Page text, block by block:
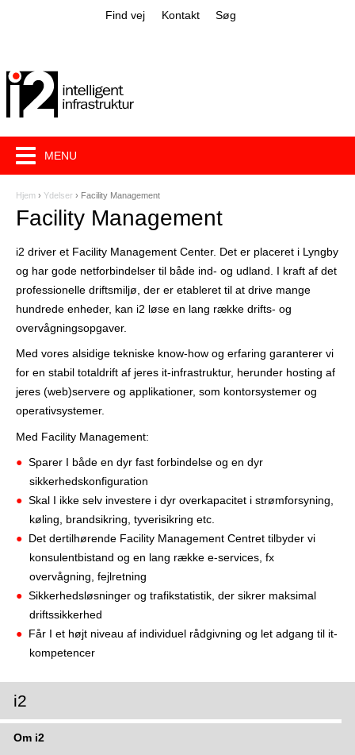
Jump to navigation
Find vej Kontakt Søg
D
u
e
h
r
Hjem › Ydelser › Facility Management
Facility Management
i2 driver et Facility Management Center. Det er placeret i Lyngby
og har gode netforbindelser til både ind- og udland. I kraft af det
professionelle driftsmiljø, der er etableret til at drive mange
hundrede enheder, kan i2 løse en lang række drifts- og
overvågningsopgaver.
Med vores alsidige tekniske know-how og erfaring garanterer vi
for en stabil totaldrift af jeres it-infrastruktur, herunder hosting af
jeres (web)servere og applikationer, som kontorsystemer og
operativsystemer.
Med Facility Management:
Sparer I både en dyr fast forbindelse og en dyr
sikkerhedskonfiguration
Skal I ikke selv investere i dyr overkapacitet i strømforsyning,
køling, brandsikring, tyverisikring etc.
Det dertilhørende Facility Management Centret tilbyder vi
konsulentbistand og en lang række e-services, fx
overvågning, fejlretning
Sikkerhedsløsninger og trafikstatistik, der sikrer maksimal
driftssikkerhed
Får I et højt niveau af individuel rådgivning og let adgang til it-
kompetencer
MENU
i2
Om i2